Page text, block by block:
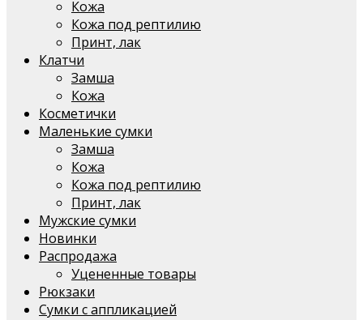
Кожа
Кожа под рептилию
Принт, лак
Клатчи
Замша
Кожа
Косметички
Маленькие сумки
Замша
Кожа
Кожа под рептилию
Принт, лак
Мужские сумки
Новинки
Распродажа
Уцененные товары
Рюкзаки
Сумки с аппликацией